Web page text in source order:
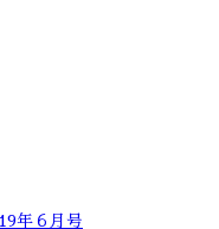
年６月号